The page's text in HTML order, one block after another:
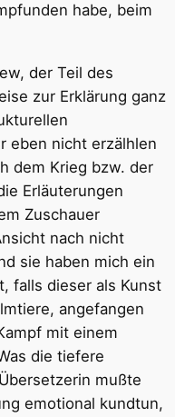
habe, beim
der Teil des
zur Erklärung ganz
eben nicht erzälhlen
dem Krieg bzw. der
Erläuterungen
Zuschauer
nach nicht
sie haben mich ein
falls dieser als Kunst
angefangen
mit einem
die tiefere
mußte
emotional kundtun,